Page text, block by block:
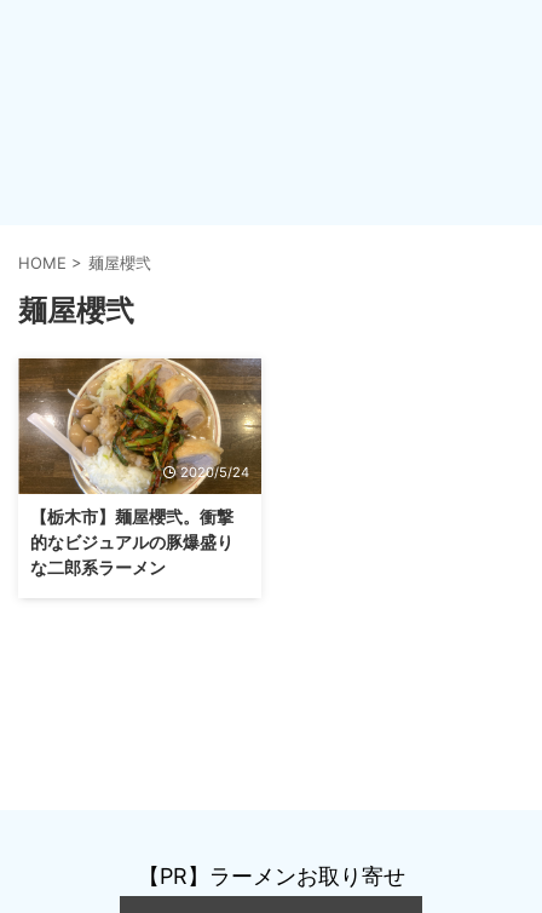
HOME > 麺屋櫻弐
麺屋櫻弐
2020/5/24
【栃木市】麺屋櫻弐。衝撃
的なビジュアルの豚爆盛り
な二郎系ラーメン
【PR】ラーメンお取り寄せ